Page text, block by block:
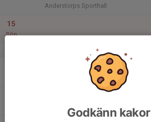
Anderstorps Sporthall
15
Sön
v.12
Anderstorps Sporthall
Anderstorps Sporthall
Godkänn kakor